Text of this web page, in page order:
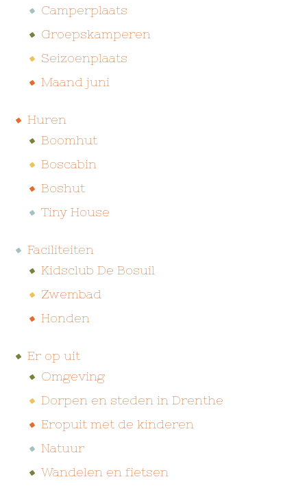
Camperplaats
Groepskamperen
Seizoenplaats
Maand juni
Huren
Boomhut
Boscabin
Boshut
Tiny House
Faciliteiten
Kidsclub De Bosuil
Zwembad
Honden
Er op uit
Omgeving
Dorpen en steden in Drenthe
Eropuit met de kinderen
Natuur
Wandelen en fietsen